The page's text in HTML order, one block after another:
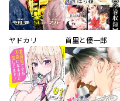
ヤドカリ 首里と優一郎